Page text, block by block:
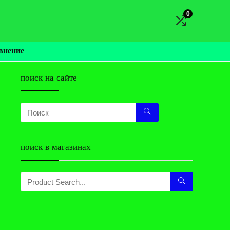
0
поиск на сайте
поиск в магазинах